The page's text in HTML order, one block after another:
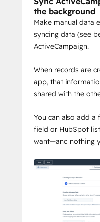
the background
Make manual data
syncing data (see
ActiveCampaign.
When records are
app, that
shared with the
You can also add a
field or HubSpot
want—and nothing